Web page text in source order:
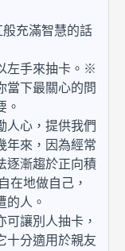
充滿智慧的話
左手來抽卡。※
當下最關心的問
。
人心，提供我們
年來，因為經常
逐漸趨於正向積
在地做自己，
的人。
讓別人抽卡，
十分適用於親友